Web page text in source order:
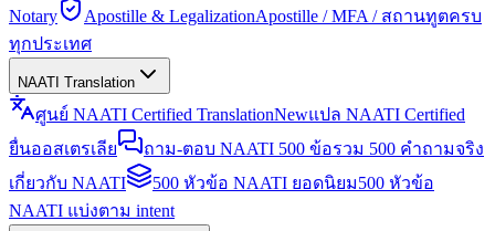
Notary
Apostille & LegalizationApostille / MFA / สถานทูตครบ
ทุกประเทศ
NAATI Translation
ศูนย์ NAATI Certified TranslationNewแปล NAATI Certified
ยื่นออสเตรเลีย
ถาม-ตอบ NAATI 500 ข้อรวม 500 คำถามจริง
เกี่ยวกับ NAATI
500 หัวข้อ NAATI ยอดนิยม500 หัวข้อ
NAATI แบ่งตาม intent